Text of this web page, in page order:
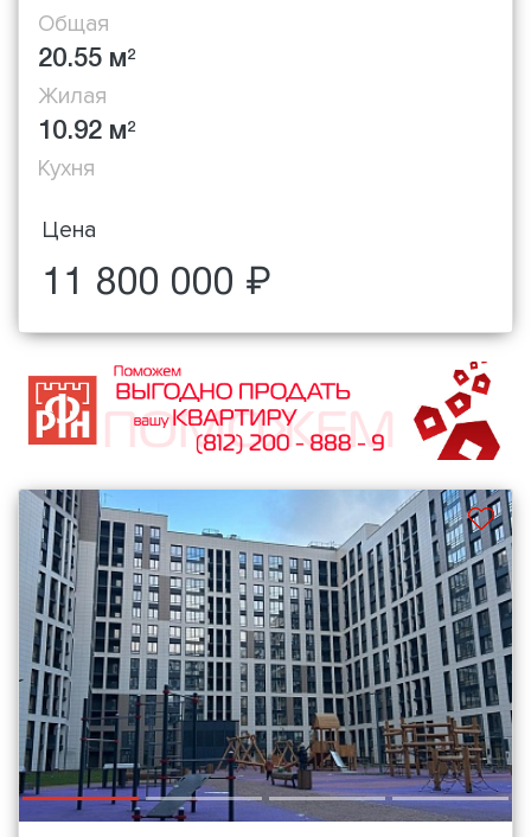
Общая
20.55 м2
Жилая
10.92 м2
Кухня
Цена
11 800 000 ₽